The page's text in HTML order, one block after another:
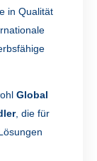
in Qualität
Global
, die für